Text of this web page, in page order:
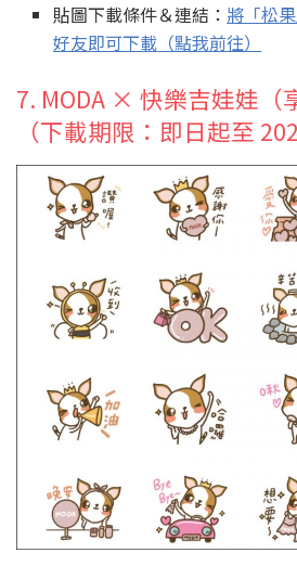
貼圖下載條件＆連結： 將「松
好友即可下載（點我前往）
7. MODA × 快樂吉娃娃（
（下載期限：即日起至